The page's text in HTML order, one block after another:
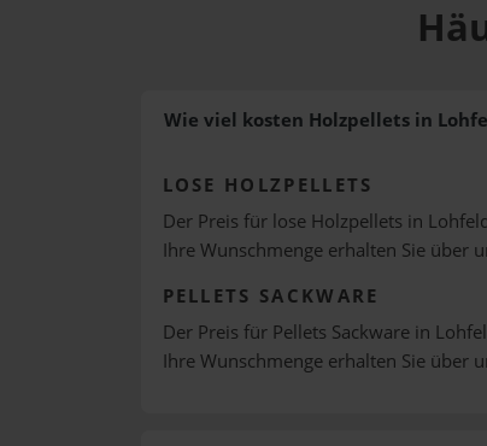
Wie viel kosten Holzpellets in
LOSE HOLZPELLETS
Der Preis für lose Holzpellets in
Ihre Wunschmenge erhalten Sie über
PELLETS SACKWARE
Der Preis für Pellets Sackware in
Ihre Wunschmenge erhalten Sie über